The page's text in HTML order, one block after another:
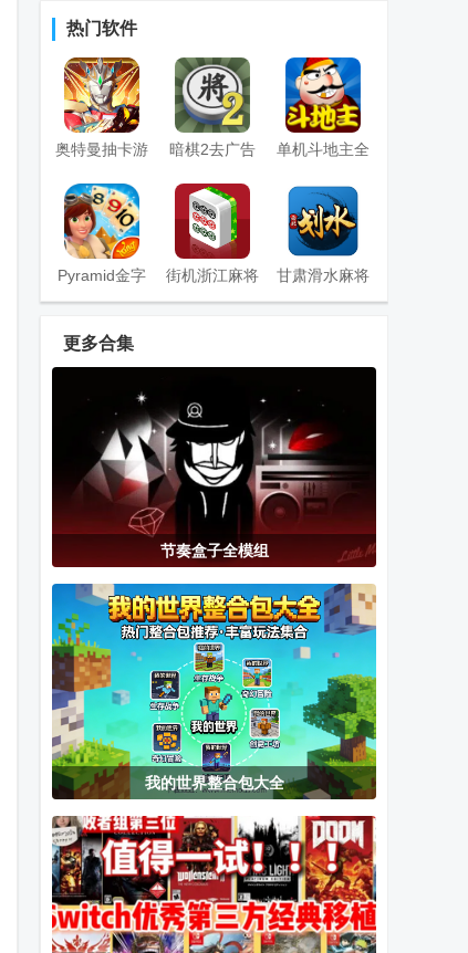
热门软件
奥特曼抽卡游
戏王
暗棋2去广告
版
单机斗地主全
免费版
Pyramid金字
塔纸牌传奇
(Pyramid
街机浙江麻将
合集手机版安
甘肃滑水麻将
安卓版
迎春五子棋免
广告版
胡乐白银麻将
拆出绝版卡手
游
疯狂车吃车5
车
愤怒的邻居(一
家三口)
甜瓜游乐场
mod工坊最新
版
甜瓜游乐场免
登录版(Melon
Sandbox)
假面骑士泽兹
SIM模拟器最
新版本
(ZeZzCapsems
SIM)
节奏盒子Sea
of problems重
制版
我的世界脱壳
模组手机版
搭建赛道
Make Way手
机版
愤怒的小鸟泡
泡大战修改版
更多合集
节奏盒子全模组
我的世界整合包大全